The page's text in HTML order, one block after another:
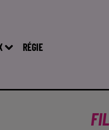
RÉGIE